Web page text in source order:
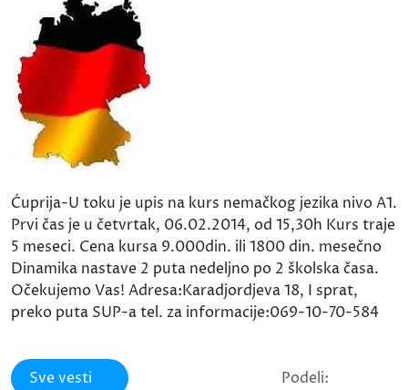
Ćuprija-U toku je upis na kurs nemačkog jezika nivo A1.
Prvi čas je u četvrtak, 06.02.2014, od 15,30h Kurs traje
5 meseci. Cena kursa 9.000din. ili 1800 din. mesečno
Dinamika nastave 2 puta nedeljno po 2 školska časa.
Očekujemo Vas! Adresa:Karadjordjeva 18, I sprat,
preko puta SUP-a tel. za informacije:069-10-70-584
Sve vesti Podeli: